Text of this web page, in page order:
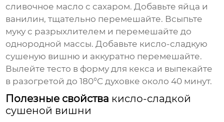
сливочное масло с сахаром. Добавьте яйца и
ванилин, тщательно перемешайте. Всыпьте
муку с разрыхлителем и перемешайте до
однородной массы. Добавьте кисло-сладкую
сушеную вишню и аккуратно перемешайте.
Вылейте тесто в форму для кекса и выпекайте
в разогретой до 180°C духовке около 40 минут.
Полезные свойства кисло-сладкой
сушеной вишни